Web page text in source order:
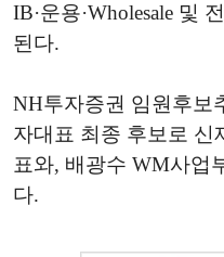
IB·운용·Wholesale 및
된다.
NH투자증권 임원후보
자대표 최종 후보로 신
표와, 배광수 WM사업
다.